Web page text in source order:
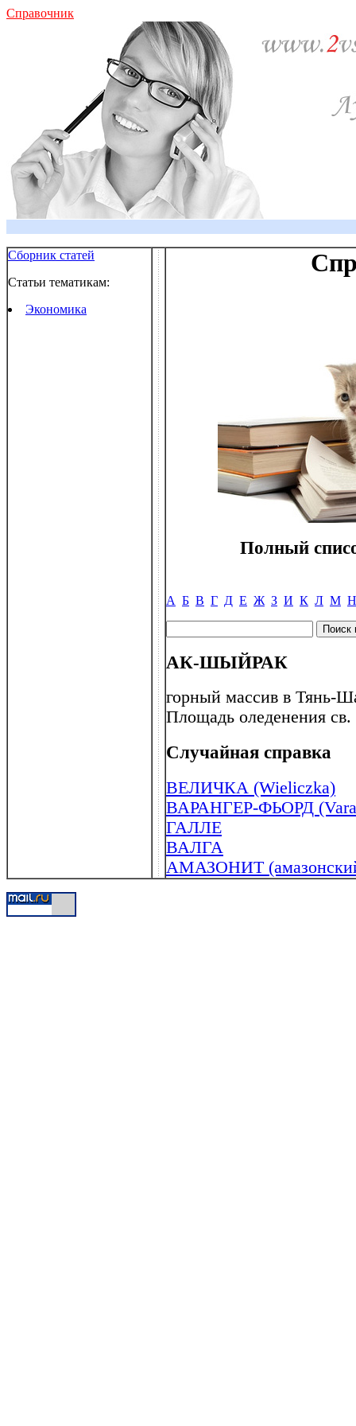
Справочник
Сборник статей
Статьи тематикам:
Экономика
Полный
А Б В Г Д Е Ж З И К Л М Н
АК-ШЫЙРАК
горный массив в Тянь-
Площадь оледенения
Случайная справка
ВЕЛИЧКА (Wieliczka)
ВАРАНГЕР-ФЬОРД
ГАЛЛЕ
ВАЛГА
АМАЗОНИТ